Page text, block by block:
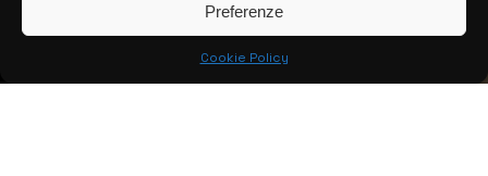
Preferenze
Cookie Policy